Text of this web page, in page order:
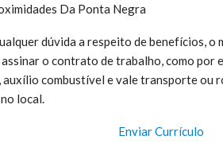
Da Ponta Negra
dúvida a respeito de benefícios,
o contrato de trabalho, como por
combustível e vale transporte ou
local.
Enviar Currículo